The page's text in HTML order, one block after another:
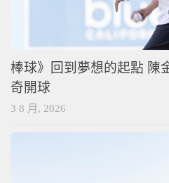
棒球》回到夢想的起點 陳
奇開球
3 8 月, 2026